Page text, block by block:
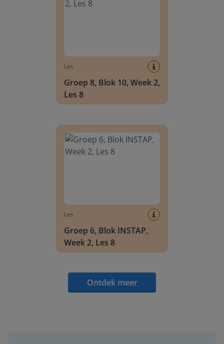
Les
Groep 8, Blok 10, Week 2,
Les 8
Les
Groep 6, Blok INSTAP,
Week 2, Les 8
Ontdek meer